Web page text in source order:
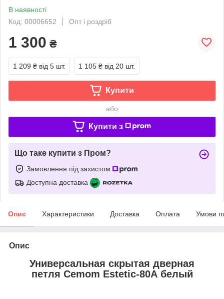
В наявності
Код: 00006652
Опт і роздріб
1 300 ₴
1 209 ₴ від 5 шт. 1 105 ₴ від 20 шт.
Купити
або
Купити з
Що таке купити з Пром?
Замовлення під захистом
Доступна доставка
Опис Характеристики Доставка Оплата Умови
Опис
Универсальная скрытая дверная
петля Cemom Estetic-80A белый